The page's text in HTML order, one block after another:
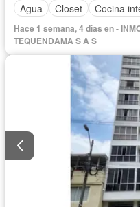
Agua
Closet Cocina
Hace 1 semana, 4 días en -
TEQUENDAMA S A S